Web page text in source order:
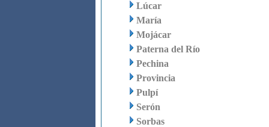
Lúcar
María
Mojácar
Paterna del Río
Pechina
Provincia
Pulpí
Serón
Sorbas